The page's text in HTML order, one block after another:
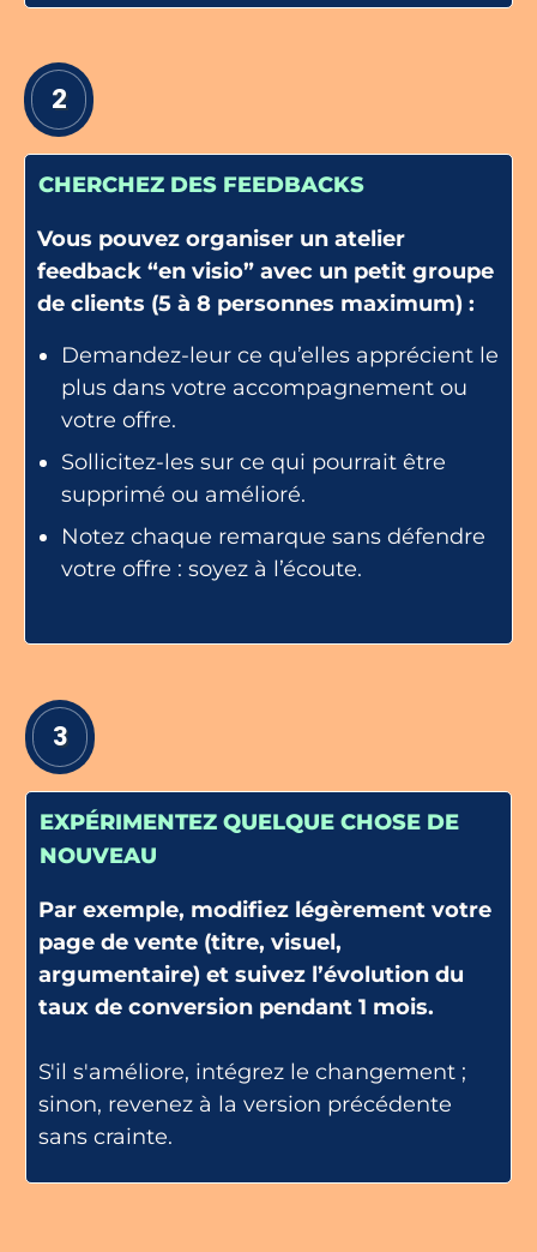
2
CHERCHEZ DES FEEDBACKS
Vous pouvez organiser un atelier
feedback “en visio” avec un petit groupe
de clients (5 à 8 personnes maximum) :
Demandez-leur ce qu’elles apprécient le
plus dans votre accompagnement ou
votre offre.
Sollicitez-les sur ce qui pourrait être
supprimé ou amélioré.
Notez chaque remarque sans défendre
votre offre : soyez à l’écoute.
3
EXPÉRIMENTEZ QUELQUE CHOSE DE
NOUVEAU
Par exemple, modifiez légèrement votre
page de vente (titre, visuel,
argumentaire) et suivez l’évolution du
taux de conversion pendant 1 mois.
S'il s'améliore, intégrez le changement ;
sinon, revenez à la version précédente
sans crainte.